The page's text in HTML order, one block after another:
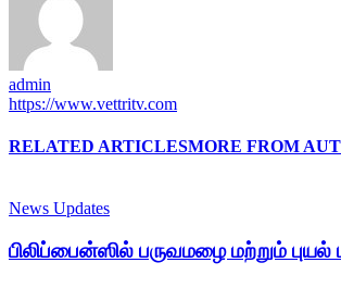
admin
https://www.vettritv.com
RELATED ARTICLESMORE FROM
News Updates
பிலிப்பைன்ஸில் பருவமழை மற்றும் புயல்